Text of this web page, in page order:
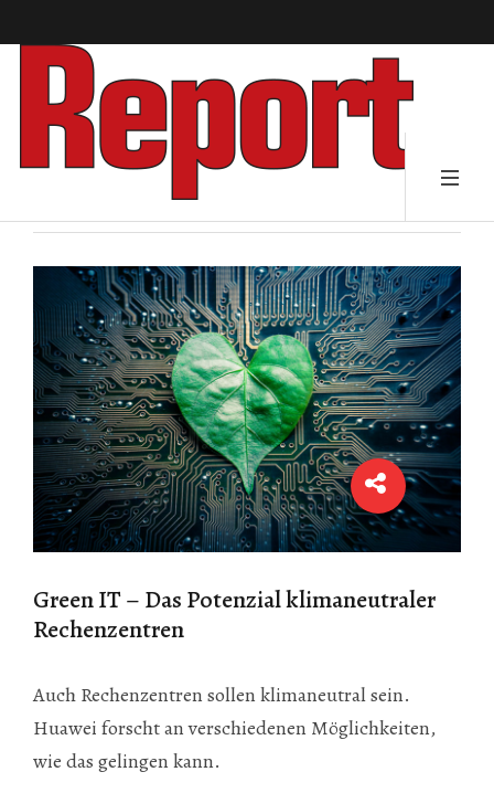
Green IT – Das Potenzial klimaneutraler
Rechenzentren
Auch Rechenzentren sollen klimaneutral sein.
Huawei forscht an verschiedenen Möglichkeiten,
wie das gelingen kann.